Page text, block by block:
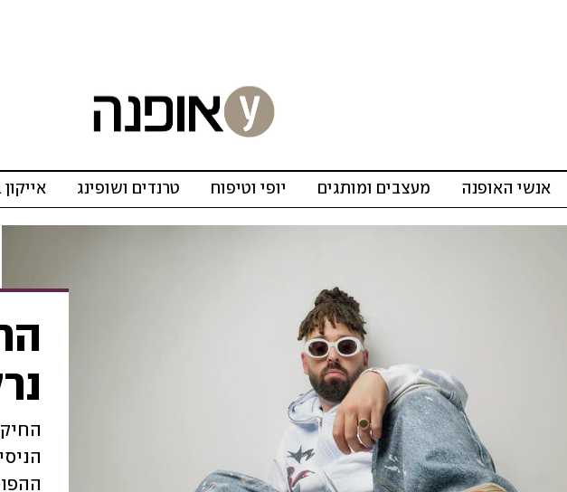
אנשי האופנה מעצבים ומותגים יופי וטיפוח טרנדים ושופינג